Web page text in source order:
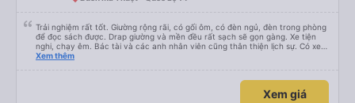
Trải nghiệm rất tốt. Giường rộng rãi, có gối ôm, có đèn ngủ, đèn trong phòng
để đọc sách được. Drap giường và mền đều rất sạch sẽ gọn gàng. Xe tiện
nghi, chạy êm. Bác tài và các anh nhân viên cũng thân thiện lịch sự. Có xe
trung chuyển về nội thành thành phố tuy hoà rất tiện. Giá vé hợp lý. Nói
Xem thêm
Xem giá